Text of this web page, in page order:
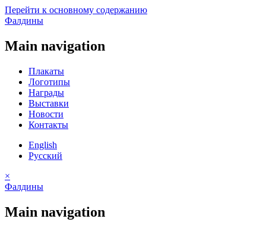
Перейти к основному содержанию
Фалдины
Main navigation
Плакаты
Логотипы
Награды
Выставки
Новости
Контакты
English
Русский
×
Фалдины
Main navigation